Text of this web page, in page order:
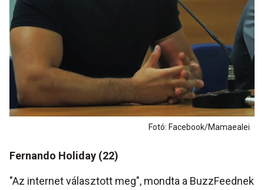
Fotó: Facebook/Mamaealei
Fernando Holiday (22)
"Az internet választott meg", mondta a BuzzFeednek